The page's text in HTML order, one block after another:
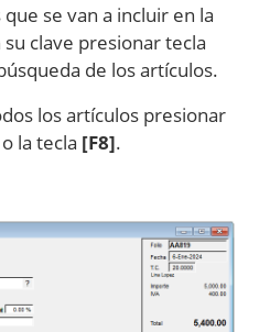
se van a incluir en la
clave presionar tecla
de los artículos.
los artículos presionar
o la tecla [F8].